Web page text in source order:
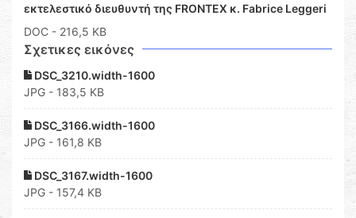
εκτελεστικό διευθυντή της FRONTEX κ. Fabrice Leggeri
DOC - 216,5 KB
Σχετικες εικόνες
DSC_3210.width-1600
JPG - 183,5 KB
DSC_3166.width-1600
JPG - 161,8 KB
DSC_3167.width-1600
JPG - 157,4 KB